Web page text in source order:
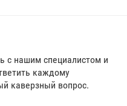
с нашим специалистом и
каждому
каверзный вопрос.